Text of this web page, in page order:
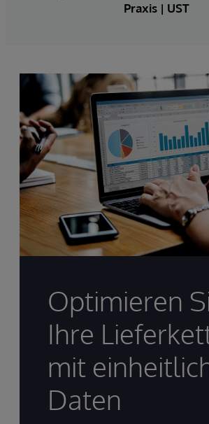
Praxis | UST
Optimieren
Ihre
mit
Daten